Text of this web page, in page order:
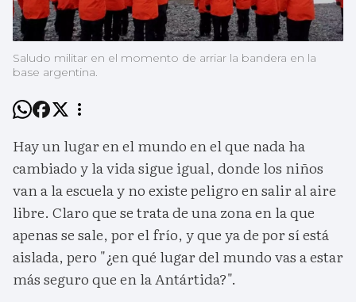
Saludo militar en el momento de arriar la bandera en la
base argentina.
Hay un lugar en el mundo en el que nada ha
cambiado y la vida sigue igual, donde los niños
van a la escuela y no existe peligro en salir al aire
libre. Claro que se trata de una zona en la que
apenas se sale, por el frío, y que ya de por sí está
aislada, pero "¿en qué lugar del mundo vas a estar
más seguro que en la Antártida?".